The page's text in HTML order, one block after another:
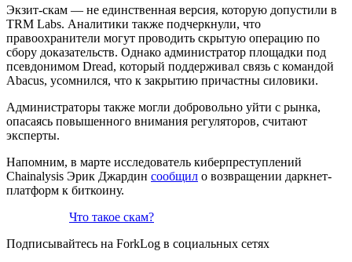
Экзит-скам — не единственная версия, которую допустили в
TRM Labs. Аналитики также подчеркнули, что
правоохранители могут проводить скрытую операцию по
сбору доказательств. Однако администратор площадки под
псевдонимом Dread, который поддерживал связь с командой
Abacus, усомнился, что к закрытию причастны силовики.
Администраторы также могли добровольно уйти с рынка,
опасаясь повышенного внимания регуляторов, считают
эксперты.
Напомним, в марте исследователь киберпреступлений
Chainalysis Эрик Джардин сообщил о возвращении даркнет-
платформ к биткоину.
Что такое скам?
Подписывайтесь на ForkLog в социальных сетях